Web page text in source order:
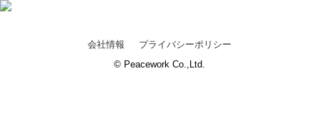
会社情報
プライバシーポリシー
© Peacework Co.,Ltd.